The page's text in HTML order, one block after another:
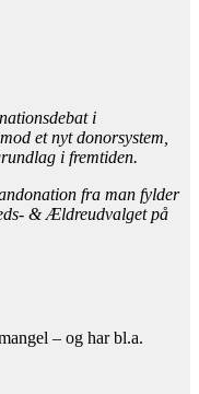
i
et nyt donorsystem,
i fremtiden.
fra man fylder
& Ældreudvalget på
– og har bl.a.